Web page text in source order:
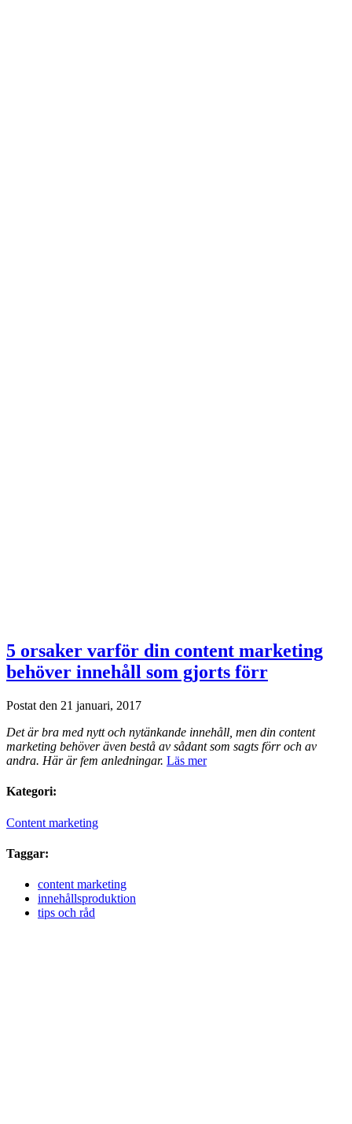
5 orsaker varför din content marketing
behöver innehåll som gjorts förr
Postat den 21 januari, 2017
Det är bra med nytt och nytänkande innehåll, men din content
marketing behöver även bestå av sådant som sagts förr och av
andra. Här är fem anledningar. Läs mer
Kategori:
Content marketing
Taggar:
content marketing
innehållsproduktion
tips och råd